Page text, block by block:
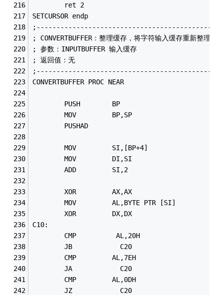
        ret 2
SETCURSOR endp
; CONVERTBUFFER：整理缓存，将字符输入缓存重新整理
; 参数：INPUTBUFFER 输入缓存
; 返回值：无
CONVERTBUFFER PROC NEAR
        PUSH        BP
        MOV         BP,SP
        PUSHAD
        MOV         SI,[BP+4]
        MOV         DI,SI
ADD         SI,2
        XOR         AX,AX
        MOV         AL,BYTE PTR [SI]
        XOR         DX,DX
C10:
        CMP          AL,20H
        JB            C20
        CMP         AL,7EH
        JA            C20
        CMP         AL,0DH
        JZ            C20